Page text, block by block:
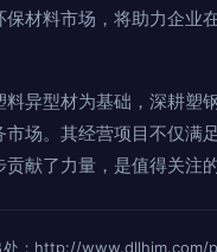
保材料市场，将助力企业
料异型材为基础，深耕塑
市场。其经营项目不仅满
献了力量，是值得关注
处：http://